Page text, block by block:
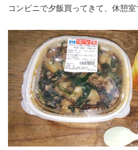
コンビニで夕飯買ってきて、休憩室